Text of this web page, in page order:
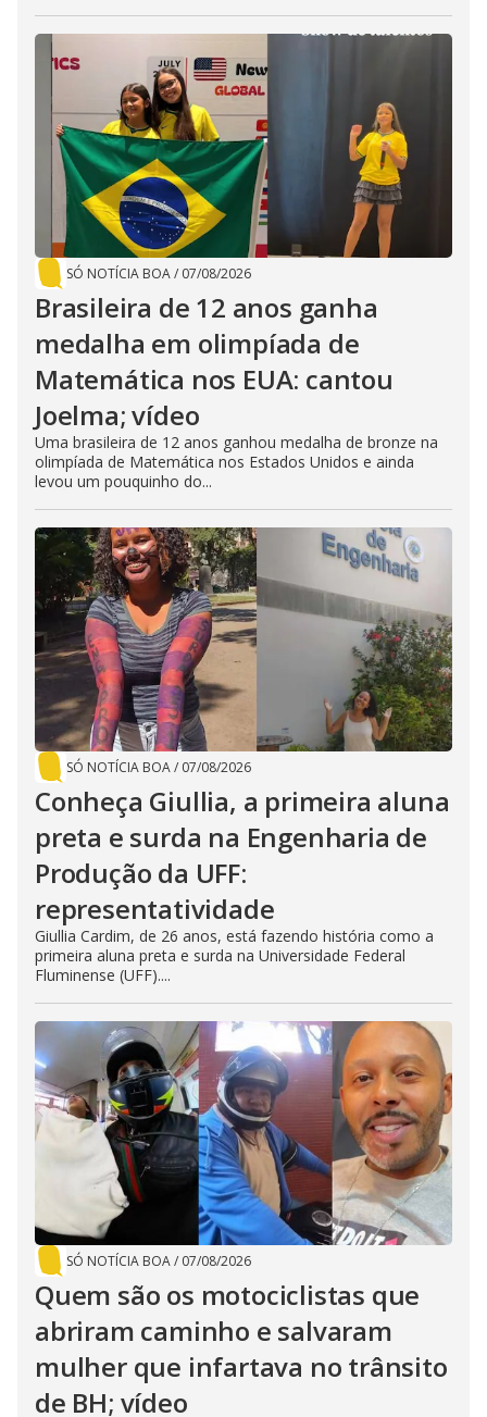
SÓ NOTÍCIA BOA/ 07/08/2026
Brasileira de 12 anos ganha
medalha em olimpíada de
Matemática nos EUA: cantou
Joelma; vídeo
Uma brasileira de 12 anos ganhou medalha de bronze na
olimpíada de Matemática nos Estados Unidos e ainda
levou um pouquinho do...
SÓ NOTÍCIA BOA/ 07/08/2026
Conheça Giullia, a primeira aluna
preta e surda na Engenharia de
Produção da UFF:
representatividade
Giullia Cardim, de 26 anos, está fazendo história como a
primeira aluna preta e surda na Universidade Federal
Fluminense (UFF)....
SÓ NOTÍCIA BOA/ 07/08/2026
Quem são os motociclistas que
abriram caminho e salvaram
mulher que infartava no trânsito
de BH; vídeo